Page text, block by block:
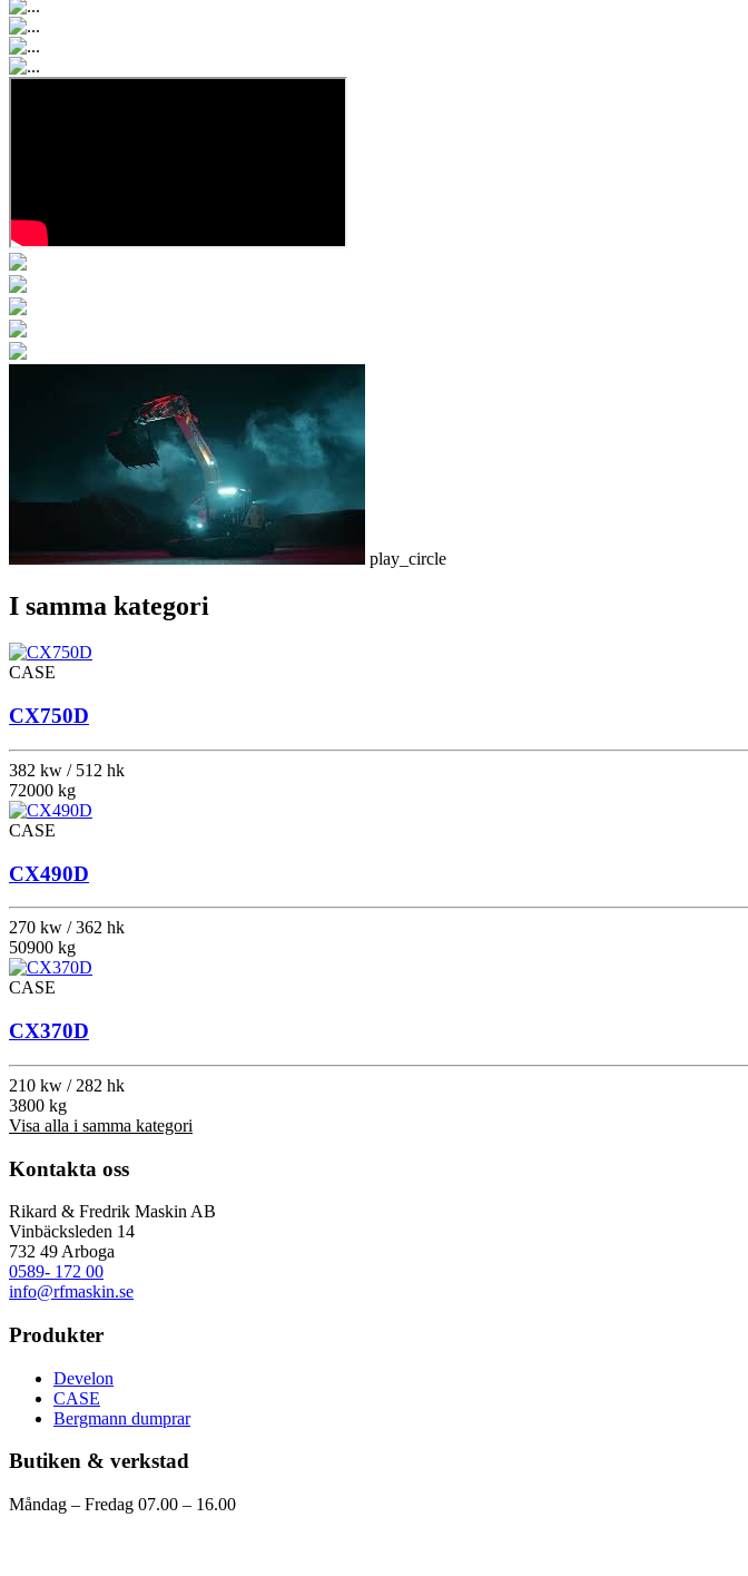
play_circle
I samma kategori
CASE
CX750D
382 kw / 512 hk
72000 kg
CASE
CX490D
270 kw / 362 hk
50900 kg
CASE
CX370D
210 kw / 282 hk
3800 kg
Visa alla i samma kategori
Kontakta oss
Rikard & Fredrik Maskin AB
Vinbäcksleden 14
732 49 Arboga
0589- 172 00
info@rfmaskin.se
Produkter
Develon
CASE
Bergmann dumprar
Butiken & verkstad
Måndag – Fredag 07.00 – 16.00